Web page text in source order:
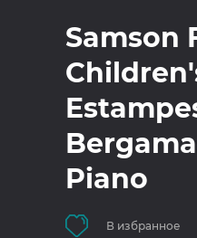
Samson
Piano
В избранное